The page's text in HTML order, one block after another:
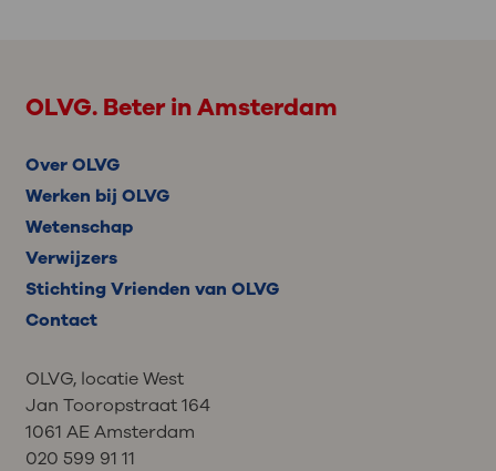
OLVG. Beter in Amsterdam
Over OLVG
Werken bij OLVG
Wetenschap
Verwijzers
Stichting Vrienden van OLVG
Contact
OLVG, locatie West
Jan Tooropstraat 164
1061 AE Amsterdam
020 599 91 11